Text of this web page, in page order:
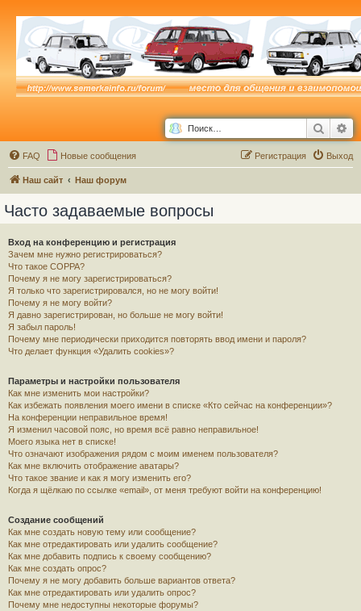
Поиск
FAQ Новые сообщения Выход
Регистрация
Наш сайт Наш форум
Часто задаваемые вопросы
Вход на конференцию и регистрация
Зачем мне нужно регистрироваться?
Что такое COPPA?
Почему я не могу зарегистрироваться?
Я только что зарегистрировался, но не могу войти!
Почему я не могу войти?
Я давно зарегистрирован, но больше не могу войти!
Я забыл пароль!
Почему мне периодически приходится повторять ввод имени и пароля?
Что делает функция «Удалить cookies»?
Параметры и настройки пользователя
Как мне изменить мои настройки?
Как избежать появления моего имени в списке «Кто сейчас на конференции»?
На конференции неправильное время!
Я изменил часовой пояс, но время всё равно неправильное!
Моего языка нет в списке!
Что означают изображения рядом с моим именем пользователя?
Как мне включить отображение аватары?
Что такое звание и как я могу изменить его?
Когда я щёлкаю по ссылке «email», от меня требуют войти на конференцию!
Создание сообщений
Как мне создать новую тему или сообщение?
Как мне отредактировать или удалить сообщение?
Как мне добавить подпись к своему сообщению?
Как мне создать опрос?
Почему я не могу добавить больше вариантов ответа?
Как мне отредактировать или удалить опрос?
Почему мне недоступны некоторые форумы?